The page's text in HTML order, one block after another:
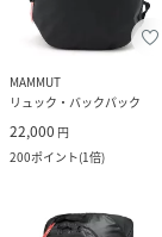
MAMMUT
リュック・バックパック
22,000 円
200ポイント(1倍)